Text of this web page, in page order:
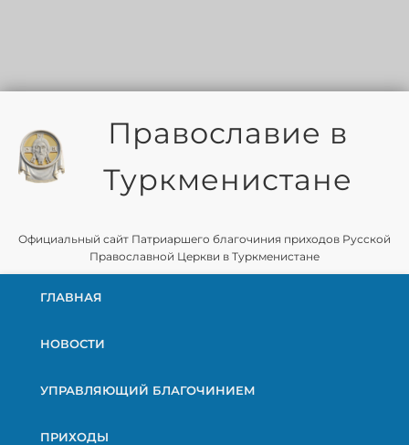
Православие в
Туркменистане
Официальный сайт Патриаршего благочиния приходов Русской
Православной Церкви в Туркменистане
ГЛАВНАЯ
НОВОСТИ
УПРАВЛЯЮЩИЙ БЛАГОЧИНИЕМ
ПРИХОДЫ